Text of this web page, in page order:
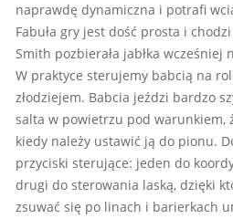
naprawdę dynamiczna i potrafi
Fabuła gry jest dość prosta i
Smith pozbierała jabłka wcześniej
W praktyce sterujemy babcią na
złodziejem. Babcia jeździ bardzo
salta w powietrzu pod warunkiem,
kiedy należy ustawić ją do pionu.
przyciski sterujące: jeden do
drugi do sterowania laską, dzięki
zsuwać się po linach i barierkach